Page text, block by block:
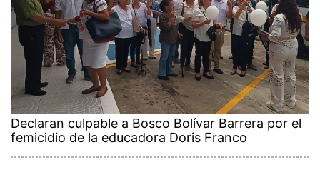
Declaran culpable a Bosco Bolívar Barrera por el
femicidio de la educadora Doris Franco